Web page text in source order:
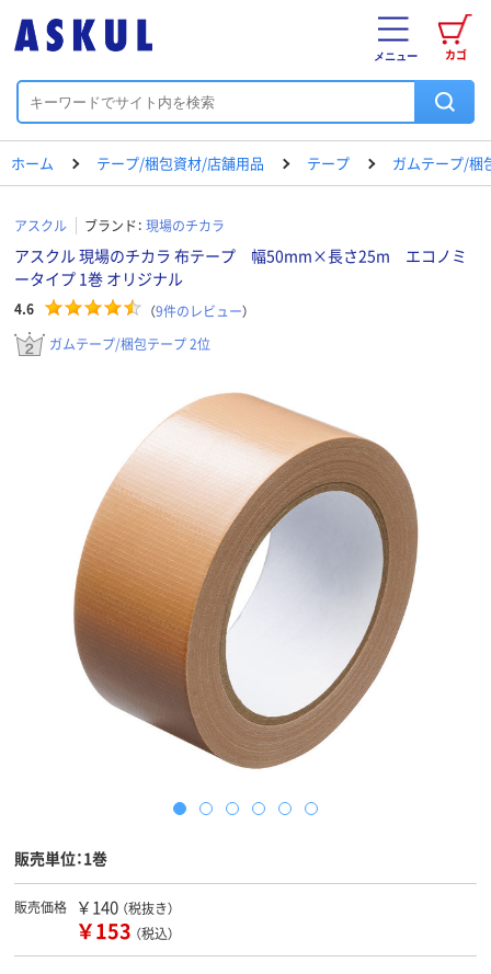
カゴ
メニュー
ホーム テープ/梱包資材/店舗用品 テープ ガムテープ/梱
アスクル ブランド： 現場のチカラ
アスクル 現場のチカラ 布テープ 幅50mm×長さ25m エコノミ
ータイプ 1巻 オリジナル
4.6 （9件のレビュー）
ガムテープ/梱包テープ 2位
販売単位：1巻
販売価格 ￥140 （税抜き）
￥153 （税込）